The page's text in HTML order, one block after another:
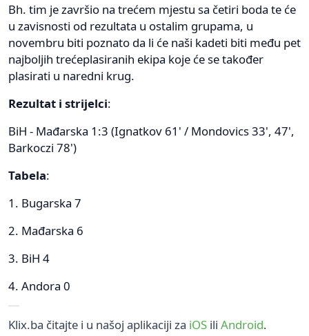
Bh. tim je završio na trećem mjestu sa četiri boda te će
u zavisnosti od rezultata u ostalim grupama, u
novembru biti poznato da li će naši kadeti biti među pet
najboljih trećeplasiranih ekipa koje će se također
plasirati u naredni krug.
Rezultat i strijelci:
BiH - Mađarska 1:3 (Ignatkov 61' / Mondovics 33', 47',
Barkoczi 78')
Tabela:
1. Bugarska 7
2. Mađarska 6
3. BiH 4
4. Andora 0
Klix.ba čitajte i u našoj aplikaciji za iOS ili Android.